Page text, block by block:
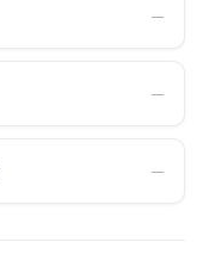
―
―
―